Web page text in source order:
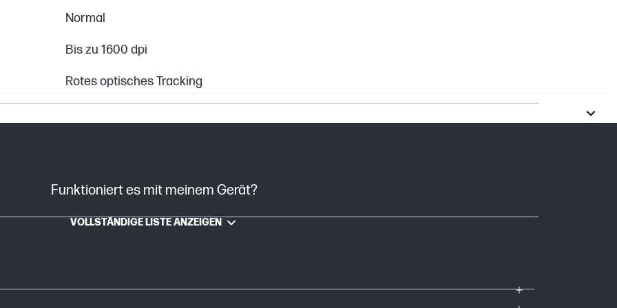
Normal
Bis zu 1600 dpi
Rotes optisches Tracking
Akku
Funktioniert es mit meinem Gerät?
VOLLSTÄNDIGE LISTE ANZEIGEN